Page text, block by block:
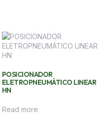
POSICIONADOR
ELETROPNEUMÁTICO LINEAR
HN
Read more